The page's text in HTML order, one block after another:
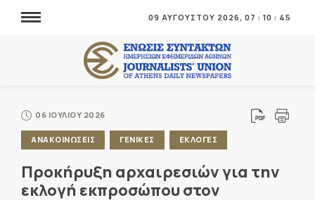
09 ΑΥΓΟΥΣΤΟΥ 2026, 07 : 10 : 46
06 ΙΟΥΛΙΟΥ 2026
ΑΝΑΚΟΙΝΩΣΕΙΣ ΓΕΝΙΚΕΣ ΕΚΛΟΓΕΣ
Προκήρυξη αρχαιρεσιών για την
εκλογή εκπροσώπου στον